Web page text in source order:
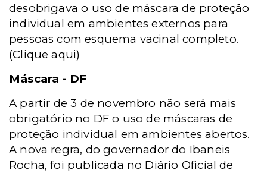
desobrigava o uso de máscara de proteção
individual em ambientes externos para
pessoas com esquema vacinal completo.
(Clique aqui)
Máscara - DF
A partir de 3 de novembro não será mais
obrigatório no DF o uso de máscaras de
proteção individual em ambientes abertos.
A nova regra, do governador do Ibaneis
Rocha, foi publicada no Diário Oficial de